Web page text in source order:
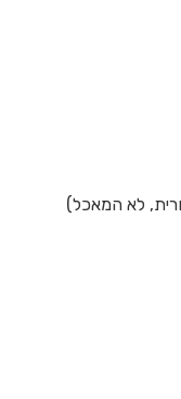
לא המאכל)